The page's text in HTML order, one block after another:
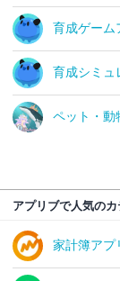
育成ゲーム
育成シミュ
ペット・動
アプリブで人気のカ
家計簿アプ